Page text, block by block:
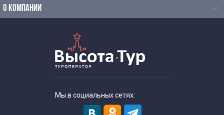
О КОМПАНИИ
Мы в социальных сетях: